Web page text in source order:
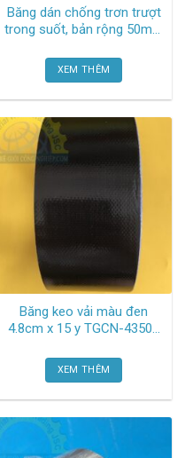
Băng dán chống trơn trượt
trong suốt, bản rộng 50mm
Heskins
XEM THÊM
Băng keo vải màu đen
4.8cm x 15 y TGCN-43509
XEM THÊM